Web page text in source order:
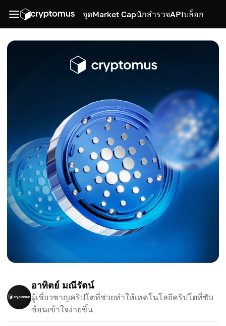
จุดMarket CapนักสำรวจAPIบล็อก
อาทิตย์ มณีรัตน์
ผู้เชี่ยวชาญคริปโตที่ช่วยทำให้เทคโนโลยีคริปโตที่ซับ
ซ้อนเข้าใจง่ายขึ้น